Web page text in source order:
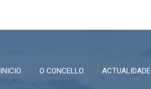
INICIO O CONCELLO ACTUALIDADE